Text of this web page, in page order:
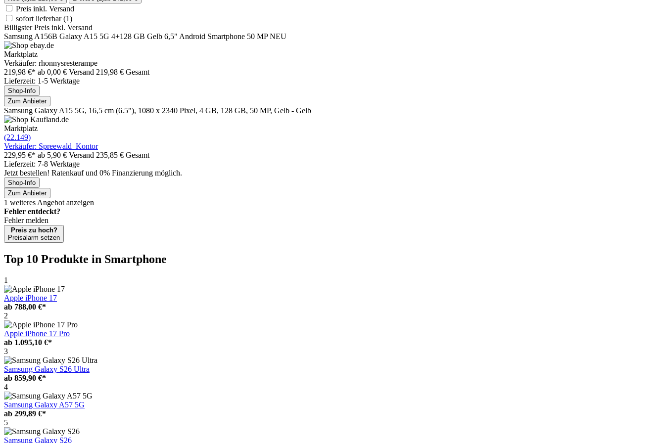
Preis inkl. Versand
sofort lieferbar(1)
Billigster Preis inkl. Versand
Samsung A156B Galaxy A15 5G 4+128 GB Gelb 6,5" Android Smartphone 50 MP NEU
Marktplatz
Verkäufer: rhonnysresterampe
219,98 €* ab 0,00 € Versand 219,98 € Gesamt
Lieferzeit: 1-5 Werktage
Shop-Info
Zum Anbieter
Samsung Galaxy A15 5G, 16,5 cm (6.5"), 1080 x 2340 Pixel, 4 GB, 128 GB, 50 MP, Gelb - Gelb
Marktplatz
(22.149)
Verkäufer: Spreewald_Kontor
229,95 €* ab 5,90 € Versand 235,85 € Gesamt
Lieferzeit: 7-8 Werktage
Jetzt bestellen! Ratenkauf und 0% Finanzierung möglich.
Shop-Info
Zum Anbieter
1 weiteres Angebot anzeigen
Fehler entdeckt?
Fehler melden
Preis zu hoch?
Preisalarm setzen
Top 10 Produkte in Smartphone
1
Apple iPhone 17
ab 788,00 €*
2
Apple iPhone 17 Pro
ab 1.095,10 €*
3
Samsung Galaxy S26 Ultra
ab 859,90 €*
4
Samsung Galaxy A57 5G
ab 299,89 €*
5
Samsung Galaxy S26